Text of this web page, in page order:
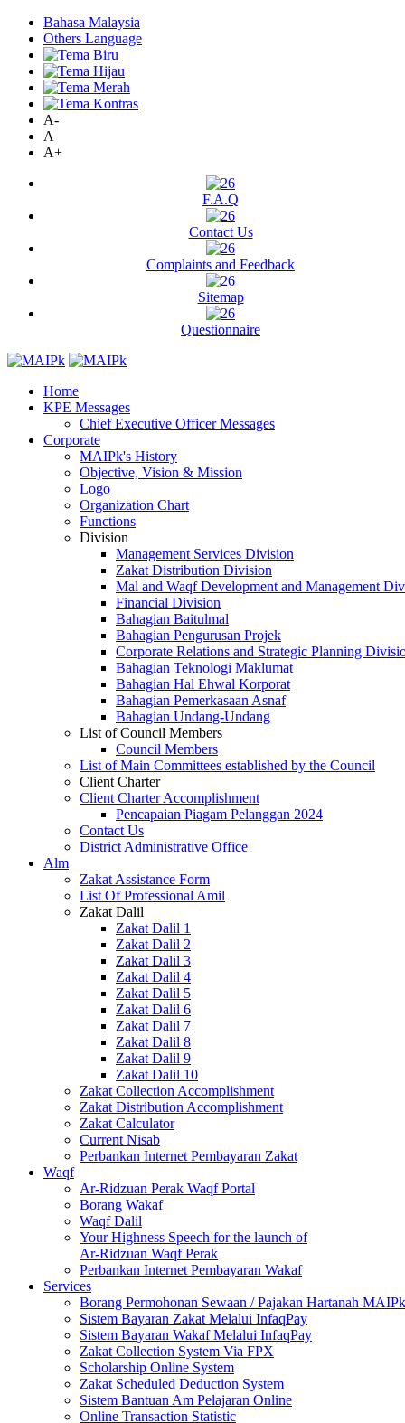
Bahasa Malaysia
Others Language
A-
A
A+
F.A.Q
Contact Us
Complaints and Feedback
Sitemap
Questionnaire
Home
KPE Messages
Chief Executive Officer Messages
Corporate
MAIPk's History
Objective, Vision & Mission
Logo
Organization Chart
Functions
Division
Management Services Division
Zakat Distribution Division
Mal and Waqf Development and Management
Financial Division
Bahagian Baitulmal
Bahagian Pengurusan Projek
Corporate Relations and Strategic Planning
Bahagian Teknologi Maklumat
Bahagian Hal Ehwal Korporat
Bahagian Pemerkasaan Asnaf
Bahagian Undang-Undang
List of Council Members
Council Members
List of Main Committees established by the Council
Client Charter
Client Charter Accomplishment
Pencapaian Piagam Pelanggan 2024
Contact Us
District Administrative Office
Alm
Zakat Assistance Form
List Of Professional Amil
Zakat Dalil
Zakat Dalil 1
Zakat Dalil 2
Zakat Dalil 3
Zakat Dalil 4
Zakat Dalil 5
Zakat Dalil 6
Zakat Dalil 7
Zakat Dalil 8
Zakat Dalil 9
Zakat Dalil 10
Zakat Collection Accomplishment
Zakat Distribution Accomplishment
Zakat Calculator
Current Nisab
Perbankan Internet Pembayaran Zakat
Waqf
Ar-Ridzuan Perak Waqf Portal
Borang Wakaf
Waqf Dalil
Your Highness Speech for the launch of
Ar-Ridzuan Waqf Perak
Perbankan Internet Pembayaran Wakaf
Services
Borang Permohonan Sewaan / Pajakan Hartanah MAIPk
Sistem Bayaran Zakat Melalui InfaqPay
Sistem Bayaran Wakaf Melalui InfaqPay
Zakat Collection System Via FPX
Scholarship Online System
Zakat Scheduled Deduction System
Sistem Bantuan Am Pelajaran Online
Online Transaction Statistic